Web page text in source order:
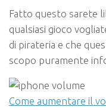
Fatto questo sarete
qualsiasi gioco
di pirateria e che
scopo puramente
Come aumentare il